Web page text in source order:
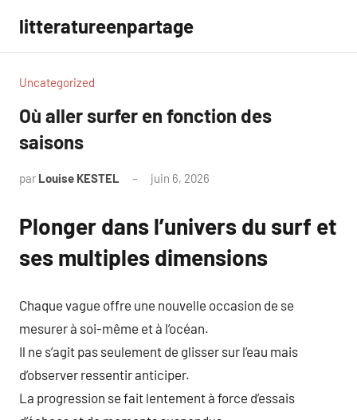
contenu
litteratureenpartage
Uncategorized
Où aller surfer en fonction des
saisons
par Louise KESTEL juin 6, 2026
Plonger dans l’univers du surf et
ses multiples dimensions
Chaque vague offre une nouvelle occasion de se
mesurer à soi-même et à l’océan.
Il ne s’agit pas seulement de glisser sur l’eau mais
d’observer ressentir anticiper.
La progression se fait lentement à force d’essais